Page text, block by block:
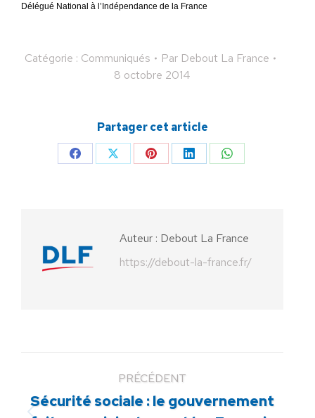
Délégué National à l’Indépendance de la France
Catégorie : Communiqués Par Debout La France
8 octobre 2014
Partager cet article
PartagerPartagerPartagerPartagerPartager
Auteur : Debout La France
https://debout-la-france.fr/
PRÉCÉDENT
Sécurité sociale : le gouvernement